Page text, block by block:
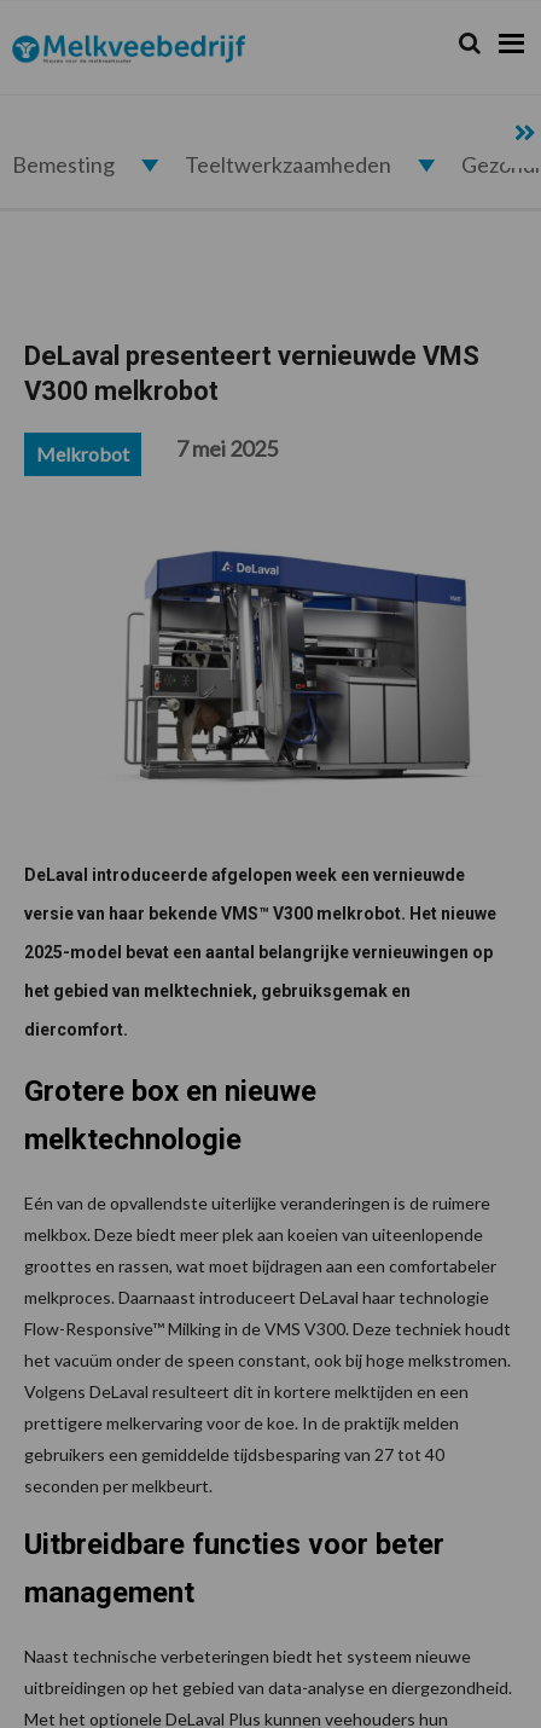
de
hoofdnavigatie
de
hoofd
de
eerste
de
voettekst
Melkveebedrijf.nl Zoeken...
Zoek
Bemesting Teeltwerkzaamheden
DeLaval presenteert vernieuwde VMS
V300 melkrobot
Melkrobot 7 mei 2025
DeLaval introduceerde afgelopen week een vernieuwde
versie van haar bekende VMS™ V300 melkrobot. Het nieuwe
2025-model bevat een aantal belangrijke vernieuwingen op
het gebied van melktechniek, gebruiksgemak en
diercomfort.
Grotere box en nieuwe
melktechnologie
Eén van de opvallendste uiterlijke veranderingen is de ruimere
melkbox. Deze biedt meer plek aan koeien van uiteenlopende
groottes en rassen, wat moet bijdragen aan een comfortabeler
melkproces. Daarnaast introduceert DeLaval haar technologie
Flow-Responsive™ Milking in de VMS V300. Deze techniek houdt
het vacuüm onder de speen constant, ook bij hoge melkstromen.
Volgens DeLaval resulteert dit in kortere melktijden en een
prettigere melkervaring voor de koe. In de praktijk melden
gebruikers een gemiddelde tijdsbesparing van 27 tot 40
seconden per melkbeurt.
Uitbreidbare functies voor beter
management
Naast technische verbeteringen biedt het systeem nieuwe
uitbreidingen op het gebied van data-analyse en diergezondheid.
Met het optionele DeLaval Plus kunnen veehouders hun